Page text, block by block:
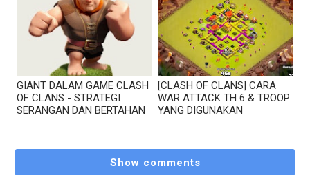
GIANT DALAM GAME CLASH
OF CLANS - STRATEGI
SERANGAN DAN BERTAHAN
[CLASH OF CLANS] CARA
WAR ATTACK TH 6 & TROOP
YANG DIGUNAKAN
Show comments